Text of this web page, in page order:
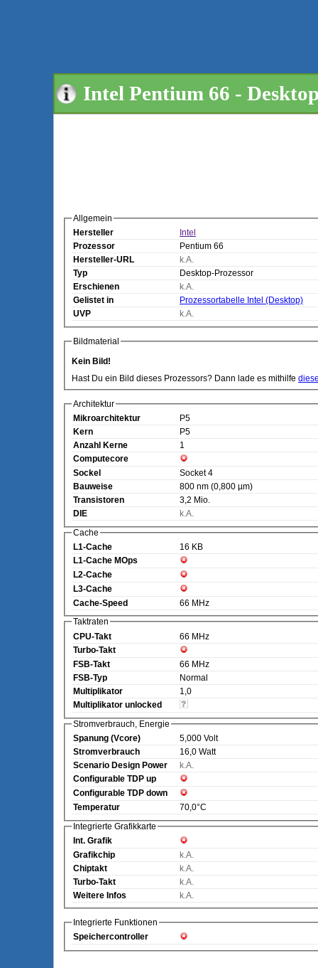
Intel Pentium 66 -
Allgemein
Hersteller
Intel
Prozessor
Pentium 66
Hersteller-URL
k.A.
Typ
Desktop-Prozessor
Erschienen
k.A.
Gelistet in
Prozessortabelle Intel (Desktop)
UVP
k.A.
Bildmaterial
Kein Bild!
Hast Du ein Bild dieses Prozessors? Dann lade es mithilfe
Architektur
Mikroarchitektur
P5
Kern
P5
Anzahl Kerne
1
Computecore
Sockel
Socket 4
Bauweise
800 nm (0,800 µm)
Transistoren
3,2 Mio.
DIE
k.A.
Cache
L1-Cache
16 KB
L1-Cache MOps
L2-Cache
L3-Cache
Cache-Speed
66 MHz
Taktraten
CPU-Takt
66 MHz
Turbo-Takt
FSB-Takt
66 MHz
FSB-Typ
Normal
Multiplikator
1,0
Multiplikator unlocked
Stromverbrauch, Energie
Spanung (Vcore)
5,000 Volt
Stromverbrauch
16,0 Watt
Scenario Design Power
k.A.
Configurable TDP up
Configurable TDP down
Temperatur
70,0°C
Integrierte Grafikkarte
Int. Grafik
Grafikchip
k.A.
Chiptakt
k.A.
Turbo-Takt
k.A.
Weitere Infos
k.A.
Integrierte Funktionen
Speichercontroller